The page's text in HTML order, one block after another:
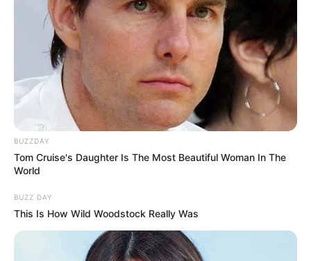
BUZZDAY
Tom Cruise's Daughter Is The Most Beautiful Woman In The
World
BUZZ DAY
This Is How Wild Woodstock Really Was